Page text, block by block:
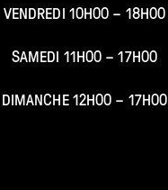
VENDREDI 10H00 – 18H00
SAMEDI 11H00 – 17H00
DIMANCHE 12H00 – 17H00